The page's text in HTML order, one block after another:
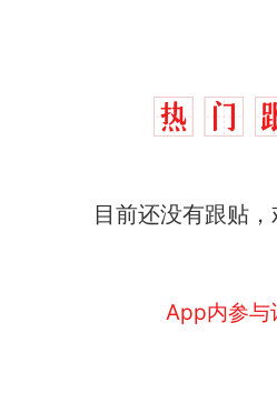
目前还没有跟贴
App内参与